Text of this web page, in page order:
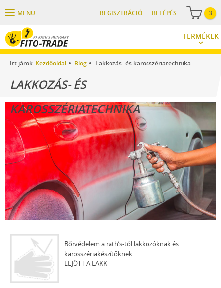
MENÜ REGISZTRÁCIÓ BELÉPÉS 3
TERMÉKEK
Itt járok: Kezdőoldal Blog Lakkozás- és karosszériatechnika
LAKKOZÁS- ÉS
KAROSSZÉRIATECHNIKA
Bőrvédelem a rath’s-tól lakkozóknak és
karosszériakészítőknek
LEJÖTT A LAKK